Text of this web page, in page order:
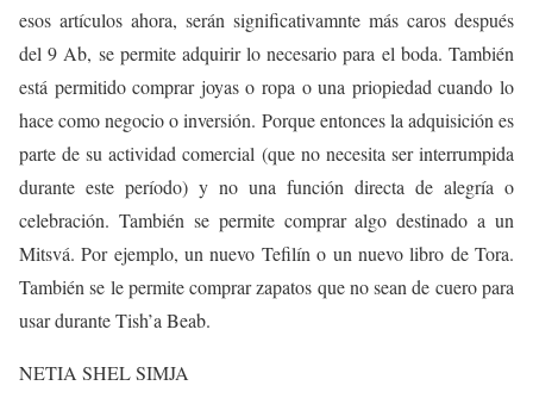
esos artículos ahora, serán significativamnte más caros después
del 9 Ab, se permite adquirir lo necesario para el boda. También
está permitido comprar joyas o ropa o una priopiedad cuando lo
hace como negocio o inversión. Porque entonces la adquisición es
parte de su actividad comercial (que no necesita ser interrumpida
durante este período) y no una función directa de alegría o
celebración. También se permite comprar algo destinado a un
Mitsvá. Por ejemplo, un nuevo Tefilín o un nuevo libro de Tora.
También se le permite comprar zapatos que no sean de cuero para
usar durante Tish’a Beab.
NETIA SHEL SIMJA